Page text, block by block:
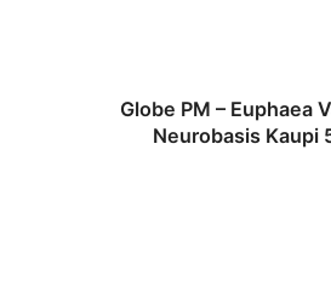
Globe PM – Euphaea
Neurobasis Kaupi